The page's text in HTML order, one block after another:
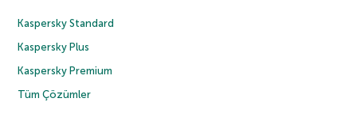
Kaspersky Standard
Kaspersky Plus
Kaspersky Premium
Tüm Çözümler